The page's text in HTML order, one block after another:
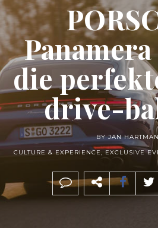
die
drive-
BY JAN
CULTURE & EXPERIENCE, EXCLUSIVE